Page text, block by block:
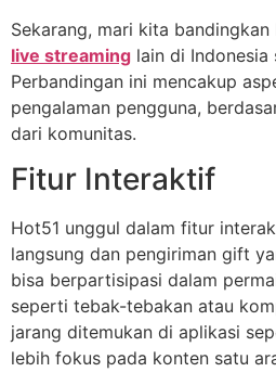
Sekarang, mari kita bandingkan
live streaming lain di Indonesia
Perbandingan ini mencakup
pengalaman pengguna,
dari komunitas.
Fitur Interaktif
Hot51 unggul dalam fitur
langsung dan pengiriman gift
bisa berpartisipasi dalam
seperti tebak-tebakan atau
jarang ditemukan di aplikasi
lebih fokus pada konten satu